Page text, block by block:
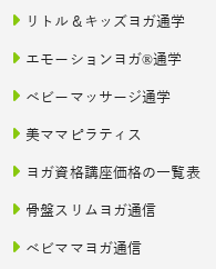
リトル＆キッズヨガ通学
エモーションヨガ®通学
ベビーマッサージ通学
美ママピラティス
ヨガ資格講座価格の一覧表
骨盤スリムヨガ通信
ベビママヨガ通信